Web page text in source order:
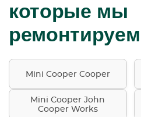
которые мы
ремонтируем
Mini Cooper Cooper
Mini Cooper John
Cooper Works